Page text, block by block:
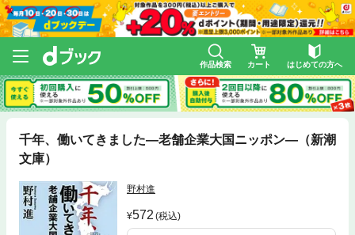
作品検索 カート はじめての方へ
千年、働いてきました—老舗企業大国ニッポン—（新潮
文庫）
野村進
572 (税込)